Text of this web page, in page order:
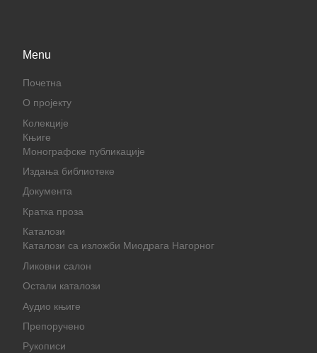
Menu
Почетна
О пројекту
Колекције
Књиге
Монографске публикације
Издања библиотеке
Документа
Кратка проза
Каталози
Каталози са изложби Миодрага Нагорног
Ликовни салон
Остали каталози
Аудио књиге
Препоручено
Рукописи